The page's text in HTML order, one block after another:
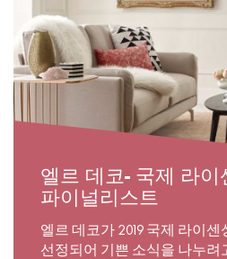
엘르 데코- 국제 라이
파이널리스트
엘르 데코가 2019 국제 라이
선정되어 기쁜 소식을 나누려